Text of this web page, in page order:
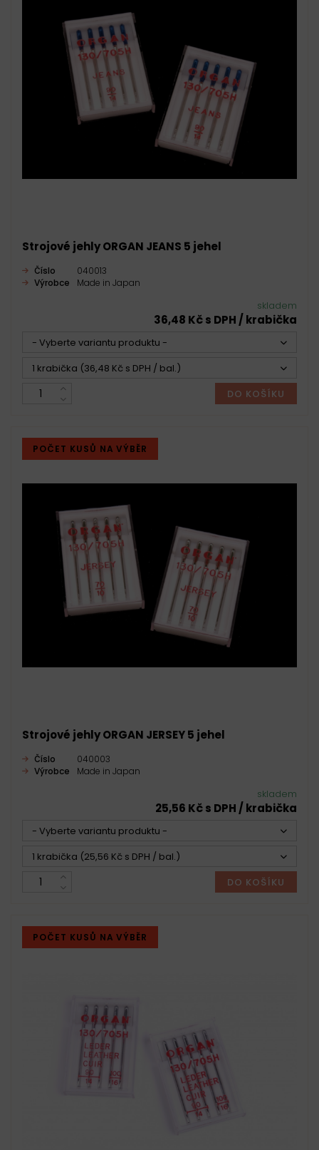
Strojové jehly ORGAN JEANS 5 jehel
Číslo
040013
Výrobce
Made in Japan
skladem
36,48 Kč s DPH / krabička
- Vyberte variantu produktu -
1 krabička (36,48 Kč s DPH / bal.)
DO KOŠÍKU
POČET KUSŮ NA VÝBĚR
Strojové jehly ORGAN JERSEY 5 jehel
Číslo
040003
Výrobce
Made in Japan
skladem
25,56 Kč s DPH / krabička
- Vyberte variantu produktu -
1 krabička (25,56 Kč s DPH / bal.)
DO KOŠÍKU
POČET KUSŮ NA VÝBĚR